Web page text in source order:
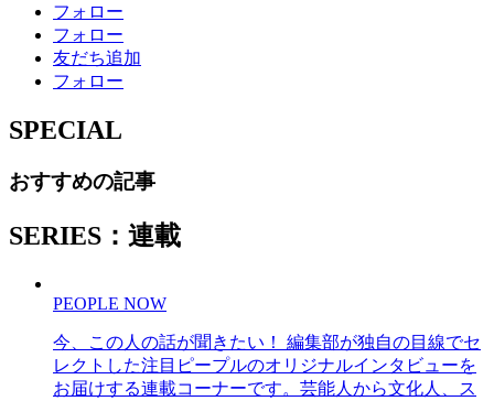
フォロー
フォロー
友だち追加
フォロー
SPECIAL
おすすめの記事
SERIES：連載
PEOPLE NOW
今、この人の話が聞きたい！ 編集部が独自の目線でセ
レクトした注目ピープルのオリジナルインタビューを
お届けする連載コーナーです。芸能人から文化人、ス